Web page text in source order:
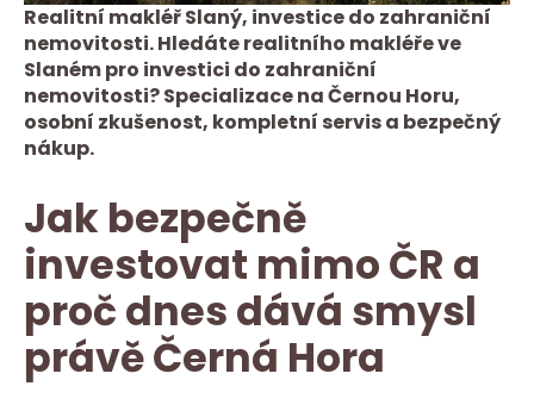
Realitní makléř Slaný, investice do zahraniční
nemovitosti. Hledáte realitního makléře ve
Slaném pro investici do zahraniční
nemovitosti? Specializace na Černou Horu,
osobní zkušenost, kompletní servis a bezpečný
nákup.
Jak bezpečně
investovat mimo ČR a
proč dnes dává smysl
právě Černá Hora